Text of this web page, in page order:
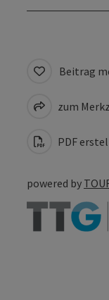
Beitrag
zum
PDF
powered by